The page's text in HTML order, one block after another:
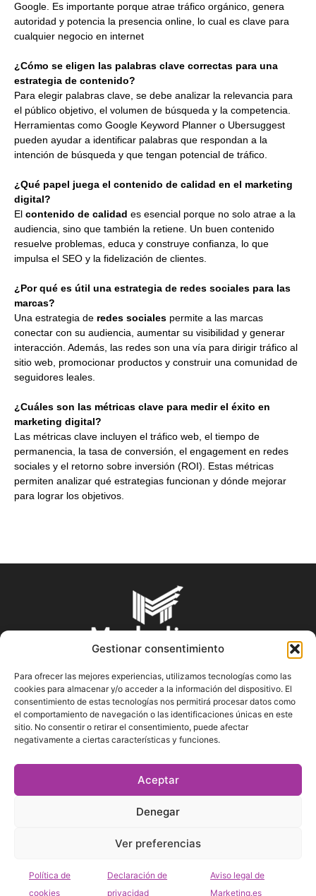
Gestionar consentimiento
Para ofrecer las mejores experiencias, utilizamos tecnologías como las
cookies para almacenar y/o acceder a la información del dispositivo. El
consentimiento de estas tecnologías nos permitirá procesar datos como
el comportamiento de navegación o las identificaciones únicas en este
sitio. No consentir o retirar el consentimiento, puede afectar
negativamente a ciertas características y funciones.
Aceptar
Denegar
Ver preferencias
Política de
cookies
Declaración de
privacidad
Aviso legal de
Marketing.es
Google. Es importante porque atrae tráfico orgánico, genera
autoridad y potencia la presencia online, lo cual es clave para
cualquier negocio en internet
¿Cómo se eligen las palabras clave correctas para una
estrategia de contenido?
Para elegir palabras clave, se debe analizar la relevancia para
el público objetivo, el volumen de búsqueda y la competencia.
Herramientas como Google Keyword Planner o Ubersuggest
pueden ayudar a identificar palabras que respondan a la
intención de búsqueda y que tengan potencial de tráfico.
¿Qué papel juega el contenido de calidad en el marketing
digital?
El contenido de calidad es esencial porque no solo atrae a la
audiencia, sino que también la retiene. Un buen contenido
resuelve problemas, educa y construye confianza, lo que
impulsa el SEO y la fidelización de clientes.
¿Por qué es útil una estrategia de redes sociales para las
marcas?
Una estrategia de redes sociales permite a las marcas
conectar con su audiencia, aumentar su visibilidad y generar
interacción. Además, las redes son una vía para dirigir tráfico al
sitio web, promocionar productos y construir una comunidad de
seguidores leales.
¿Cuáles son las métricas clave para medir el éxito en
marketing digital?
Las métricas clave incluyen el tráfico web, el tiempo de
permanencia, la tasa de conversión, el engagement en redes
sociales y el retorno sobre inversión (ROI). Estas métricas
permiten analizar qué estrategias funcionan y dónde mejorar
para lograr los objetivos.
SOBRE NOSOTROS
En Marketin.es encontrarás la más actualizada y veraz
información sobre el mundo del marketing; consejos
SÍGUENOS